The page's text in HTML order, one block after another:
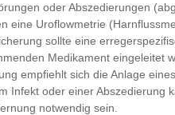
oder Abszedierungen
eine Uroflowmetrie
sollte eine
Medikament eingeleitet
empfiehlt sich die Anlage
Infekt oder einer Abszedierung
notwendig sein.